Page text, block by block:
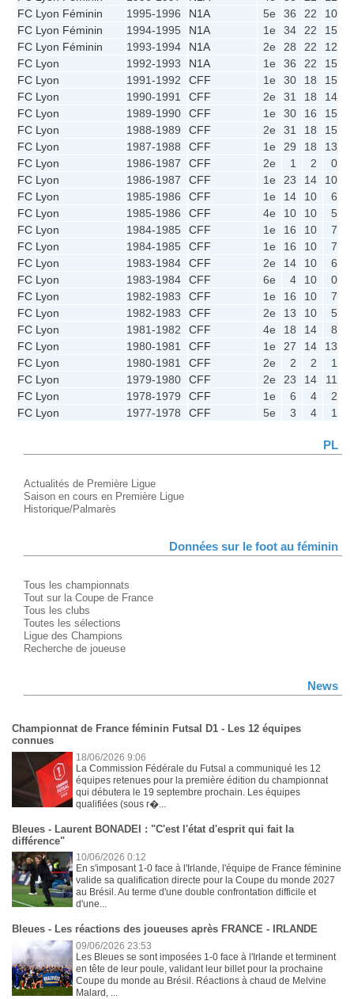
FC Lyon Féminin
1995-1996 N1A 5e 36 22 10
FC Lyon Féminin
1994-1995 N1A 1e 34 22 15
FC Lyon Féminin
1993-1994 N1A 2e 28 22 12
FC Lyon
1992-1993 N1A 1e 36 22 15
FC Lyon
1991-1992 CFF 1e 30 18 15
FC Lyon
1990-1991 CFF 2e 31 18 14
FC Lyon
1989-1990 CFF 1e 30 16 15
FC Lyon
1988-1989 CFF 2e 31 18 15
FC Lyon
1987-1988 CFF 1e 29 18 13
FC Lyon
1986-1987 CFF 2e 1 2 0
FC Lyon
1986-1987 CFF 1e 23 14 10
FC Lyon
1985-1986 CFF 1e 14 10 6
FC Lyon
1985-1986 CFF 4e 10 10 5
FC Lyon
1984-1985 CFF 1e 16 10 7
FC Lyon
1984-1985 CFF 1e 16 10 7
FC Lyon
1983-1984 CFF 2e 14 10 6
FC Lyon
1983-1984 CFF 6e 4 10 0
FC Lyon
1982-1983 CFF 1e 16 10 7
FC Lyon
1982-1983 CFF 2e 13 10 5
FC Lyon
1981-1982 CFF 4e 18 14 8
FC Lyon
1980-1981 CFF 1e 27 14 13
FC Lyon
1980-1981 CFF 2e 2 2 1
FC Lyon
1979-1980 CFF 2e 23 14 11
FC Lyon
1978-1979 CFF 1e 6 4 2
FC Lyon
1977-1978 CFF 5e 3 4 1
PL
Actualités de Première Ligue
Saison en cours en Première Ligue
Historique/Palmarès
Données sur le foot au féminin
Tous les championnats
Tout sur la Coupe de France
Tous les clubs
Toutes les sélections
Ligue des Champions
Recherche de joueuse
News
Championnat de France féminin Futsal D1 - Les 12 équipes
connues
18/06/2026 9:06
La Commission Fédérale du Futsal a communiqué les 12
équipes retenues pour la première édition du championnat
qui débutera le 19 septembre prochain. Les équipes
qualifiées (sous r�...
Bleues - Laurent BONADEI : "C'est l'état d'esprit qui fait la
différence"
10/06/2026 0:12
En s'imposant 1-0 face à l'Irlande, l'équipe de France féminine
valide sa qualification directe pour la Coupe du monde 2027
au Brésil. Au terme d'une double confrontation difficile et
d'une...
Bleues - Les réactions des joueuses après FRANCE - IRLANDE
09/06/2026 23:53
Les Bleues se sont imposées 1-0 face à l'Irlande et terminent
en tête de leur poule, validant leur billet pour la prochaine
Coupe du monde au Brésil. Réactions à chaud de Melvine
Malard, ...